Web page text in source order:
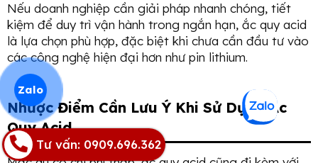
Nếu doanh nghiệp cần giải pháp nhanh chóng, tiết
kiệm để duy trì vận hành trong ngắn hạn, ắc quy acid
là lựa chọn phù hợp, đặc biệt khi chưa cần đầu tư vào
các công nghệ hiện đại hơn như pin lithium.
Nhược Điểm Cần Lưu Ý Khi Sử Dụng Ắc
Quy Acid
Tư vấn: 0909.696.362
Zalo